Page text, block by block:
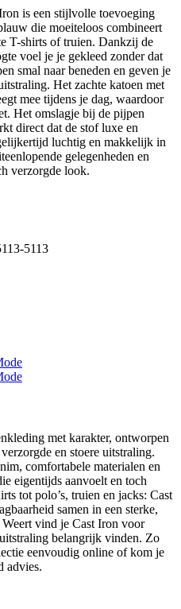
is een stijlvolle toevoeging
die moeiteloos combineert
T-shirts of truien. Dankzij de
voel je je gekleed zonder dat
smal naar beneden en geven je
Het zachte katoen met
mee tijdens je dag, waardoor
Het omslagje bij de pijpen
direct dat de stof luxe en
luchtig en makkelijk in
gelegenheden en
verzorgde look.
5113
met karakter, ontworpen
en stoere uitstraling.
comfortabele materialen en
eigentijds aanvoelt en toch
tot polo’s, truien en jacks: Cast
samen in een sterke,
vind je Cast Iron voor
belangrijk vinden. Zo
eenvoudig online of kom je
advies.